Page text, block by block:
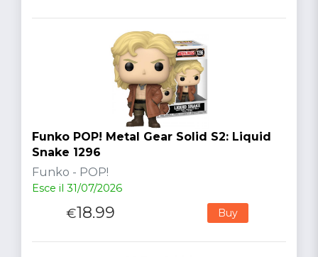
Funko POP! Metal Gear Solid S2: Liquid
Snake 1296
Funko - POP!
Esce il 31/07/2026
€18.99 Buy